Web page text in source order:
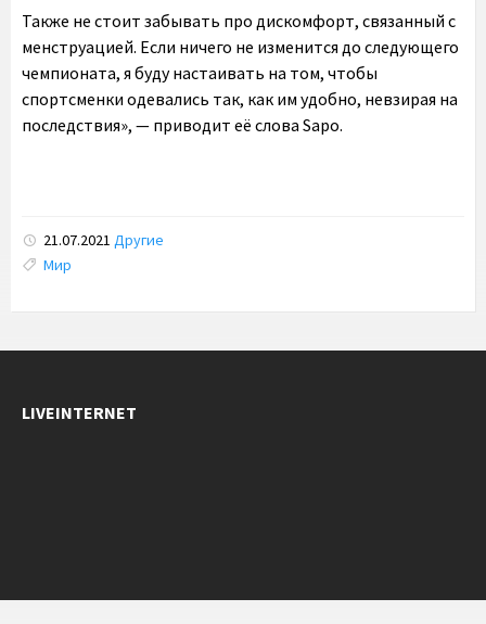
Также не стоит забывать про дискомфорт, связанный с
менструацией. Если ничего не изменится до следующего
чемпионата, я буду настаивать на том, чтобы
спортсменки одевались так, как им удобно, невзирая на
последствия», — приводит её слова Sapo.
21.07.2021 Другие
Tags:
Мир
LIVEINTERNET